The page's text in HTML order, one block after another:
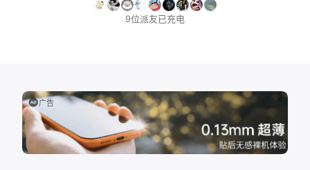
9位派友已充电
广告